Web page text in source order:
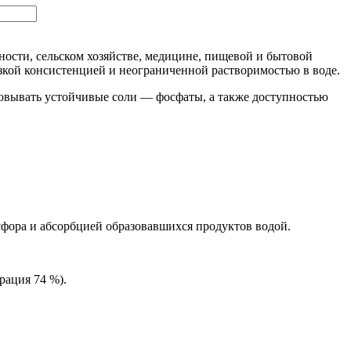
сельском хозяйстве, медицине, пищевой и бытовой
консистенцией и неограниченной растворимостью в воде.
устойчивые соли — фосфаты, а также доступностью
и абсорбцией образовавшихся продуктов водой.
74 %).